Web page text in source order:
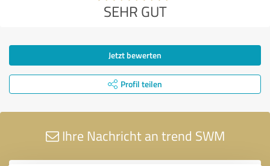
SEHR GUT
Jetzt bewerten
Profil teilen
Ihre Nachricht an trend SWM